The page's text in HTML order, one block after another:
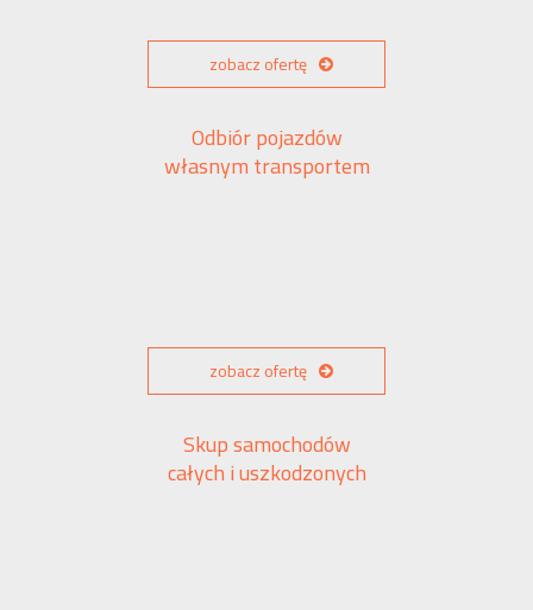
zobacz ofertę
Odbiór pojazdów
własnym transportem
zobacz ofertę
Skup samochodów
całych i uszkodzonych